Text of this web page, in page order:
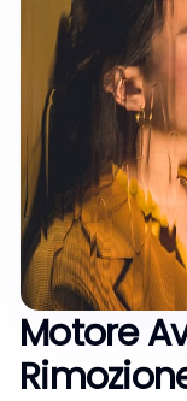
Motore